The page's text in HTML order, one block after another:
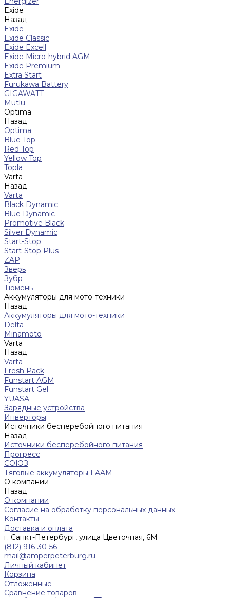
Exide
Назад
Exide
Exide Classic
Exide Excell
Exide Micro-hybrid AGM
Exide Premium
Extra Start
Furukawa Battery
GIGAWATT
Mutlu
Optima
Назад
Optima
Blue Top
Red Top
Yellow Top
Topla
Varta
Назад
Varta
Black Dynamic
Blue Dynamic
Promotive Black
Silver Dynamic
Start-Stop
Start-Stop Plus
ZAP
Зверь
Зубр
Тюмень
Аккумуляторы для мото-техники
Назад
Аккумуляторы для мото-техники
Delta
Minamoto
Varta
Назад
Varta
Fresh Pack
Funstart AGM
Funstart Gel
YUASA
Зарядные устройства
Инверторы
Источники бесперебойного питания
Назад
Источники бесперебойного питания
Прогресс
СОЮЗ
Тяговые аккумуляторы FAAM
О компании
Назад
О компании
Согласие на обработку персональных данных
Контакты
Доставка и оплата
г. Санкт-Петербург, улица Цветочная, 6М
(812) 916-30-56
mail@amperpeterburg.ru
Личный кабинет
Корзина
Отложенные
Сравнение товаров